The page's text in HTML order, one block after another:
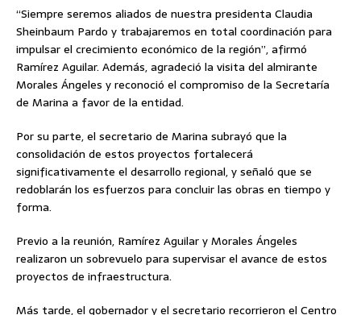
“Siempre seremos aliados de nuestra presidenta Claudia
Sheinbaum Pardo y trabajaremos en total coordinación para
impulsar el crecimiento económico de la región”, afirmó
Ramírez Aguilar. Además, agradeció la visita del almirante
Morales Ángeles y reconoció el compromiso de la Secretaría
de Marina a favor de la entidad.
Por su parte, el secretario de Marina subrayó que la
consolidación de estos proyectos fortalecerá
significativamente el desarrollo regional, y señaló que se
redoblarán los esfuerzos para concluir las obras en tiempo y
forma.
Previo a la reunión, Ramírez Aguilar y Morales Ángeles
realizaron un sobrevuelo para supervisar el avance de estos
proyectos de infraestructura.
Más tarde, el gobernador y el secretario recorrieron el Centro